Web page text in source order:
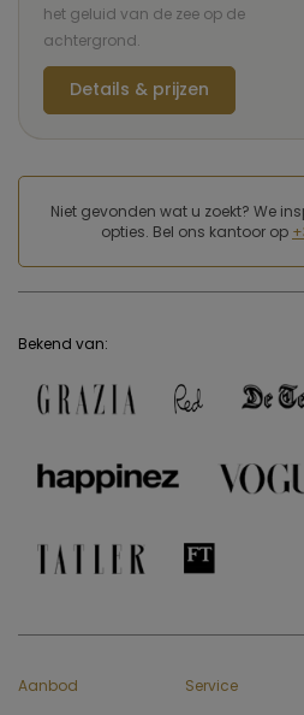
het geluid van de zee op de
achtergrond.
Details & prijzen
Niet gevonden wat u zoekt? We
opties. Bel ons kantoor op
Bekend van:
Aanbod Service